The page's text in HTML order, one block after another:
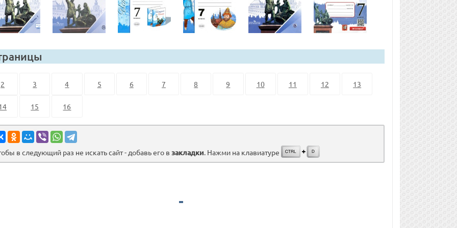
2 3 4 5 6 7 8 9 10 11 12 13
15 16
в следующий раз не искать сайт - добавь его в закладки. Нажми на клавиатуре